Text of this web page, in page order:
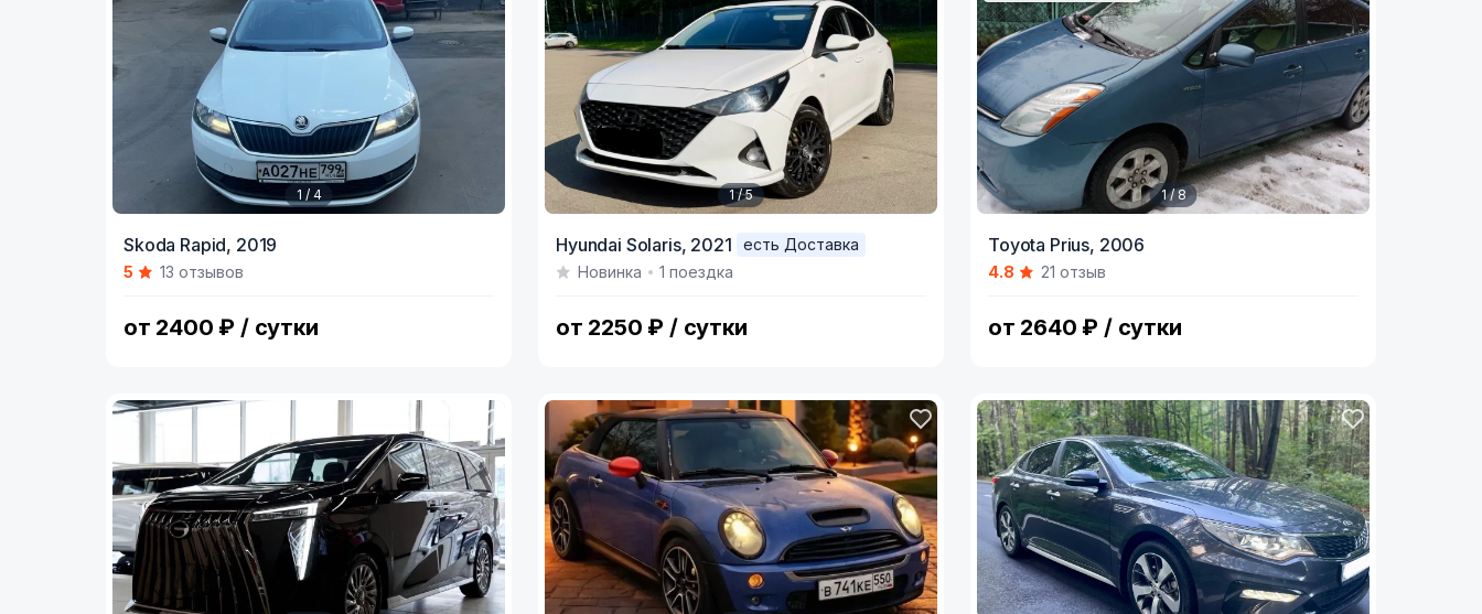
of
1 / 4
Skoda Rapid, 2019
5 13 отзывов
от 2400 ₽ / сутки
of
1 / 5
Hyundai Solaris, 2021
есть Доставка
Новинка
1 поездка
от 2250 ₽ / сутки
of
1 / 8
Toyota Prius, 2006
4.8 21 отзыв
от 2640 ₽ / сутки